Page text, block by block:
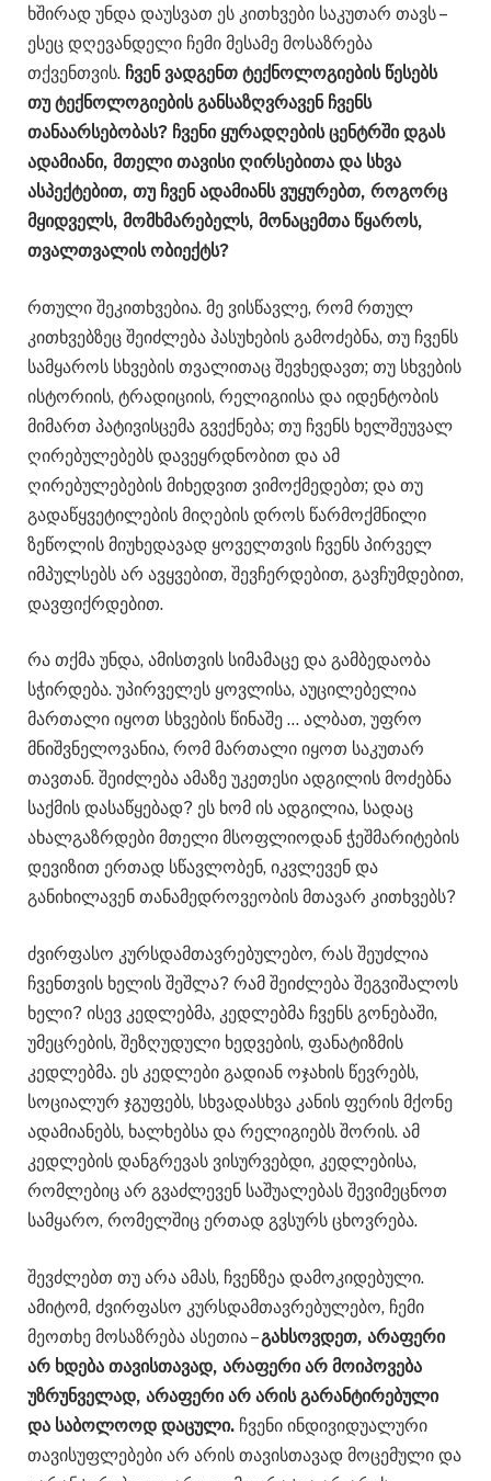
ხშირად უნდა დაუსვათ ეს კითხვები საკუთარ თავს –
ესეც დღევანდელი ჩემი მესამე მოსაზრება
თქვენთვის. ჩვენ ვადგენთ ტექნოლოგიების წესებს
თუ ტექნოლოგიების განსაზღვრავენ ჩვენს
თანაარსებობას? ჩვენი ყურადღების ცენტრში დგას
ადამიანი, მთელი თავისი ღირსებითა და სხვა
ასპექტებით, თუ ჩვენ ადამიანს ვუყურებთ, როგორც
მყიდველს, მომხმარებელს, მონაცემთა წყაროს,
თვალთვალის ობიექტს?
რთული შეკითხვებია. მე ვისწავლე, რომ რთულ
კითხვებზეც შეიძლება პასუხების გამოძებნა, თუ ჩვენს
სამყაროს სხვების თვალითაც შევხედავთ; თუ სხვების
ისტორიის, ტრადიციის, რელიგიისა და იდენტობის
მიმართ პატივისცემა გვექნება; თუ ჩვენს ხელშეუვალ
ღირებულებებს დავეყრდნობით და ამ
ღირებულებების მიხედვით ვიმოქმედებთ; და თუ
გადაწყვეტილების მიღების დროს წარმოქმნილი
ზეწოლის მიუხედავად ყოველთვის ჩვენს პირველ
იმპულსებს არ ავყვებით, შევჩერდებით, გავჩუმდებით,
დავფიქრდებით.
რა თქმა უნდა, ამისთვის სიმამაცე და გამბედაობა
სჭირდება. უპირველეს ყოვლისა, აუცილებელია
მართალი იყოთ სხვების წინაშე … ალბათ, უფრო
მნიშვნელოვანია, რომ მართალი იყოთ საკუთარ
თავთან. შეიძლება ამაზე უკეთესი ადგილის მოძებნა
საქმის დასაწყებად? ეს ხომ ის ადგილია, სადაც
ახალგაზრდები მთელი მსოფლიოდან ჭეშმარიტების
დევიზით ერთად სწავლობენ, იკვლევენ და
განიხილავენ თანამედროვეობის მთავარ კითხვებს?
ძვირფასო კურსდამთავრებულებო, რას შეუძლია
ჩვენთვის ხელის შეშლა? რამ შეიძლება შეგვიშალოს
ხელი? ისევ კედლებმა, კედლებმა ჩვენს გონებაში,
უმეცრების, შეზღუდული ხედვების, ფანატიზმის
კედლებმა. ეს კედლები გადიან ოჯახის წევრებს,
სოციალურ ჯგუფებს, სხვადასხვა კანის ფერის მქონე
ადამიანებს, ხალხებსა და რელიგიებს შორის. ამ
კედლების დანგრევას ვისურვებდი, კედლებისა,
რომლებიც არ გვაძლევენ საშუალებას შევიმეცნოთ
სამყარო, რომელშიც ერთად გვსურს ცხოვრება.
შევძლებთ თუ არა ამას, ჩვენზეა დამოკიდებული.
ამიტომ, ძვირფასო კურსდამთავრებულებო, ჩემი
მეოთხე მოსაზრება ასეთია –გახსოვდეთ, არაფერი
არ ხდება თავისთავად, არაფერი არ მოიპოვება
უზრუნველად, არაფერი არ არის გარანტირებული
და საბოლოოდ დაცული. ჩვენი ინდივიდუალური
თავისუფლებები არ არის თავისთავად მოცემული და